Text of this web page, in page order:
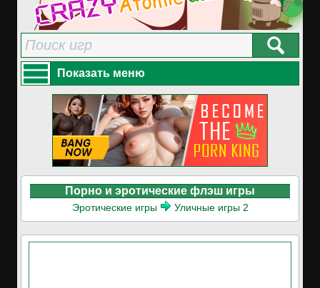
Показать меню
Порно и эротические флэш игры
Эротические игры Уличные игры 2